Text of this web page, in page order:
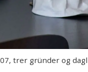
trer gründer og